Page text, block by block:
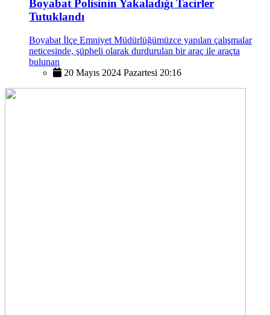
Boyabat Polisinin Yakaladığı Tacirler
Tutuklandı
Boyabat İlçe Emniyet Müdürlüğümüzce yapılan çalışmalar
neticesinde, şüpheli olarak durdurulan bir araç ile araçta
bulunan
20 Mayıs 2024 Pazartesi 20:16